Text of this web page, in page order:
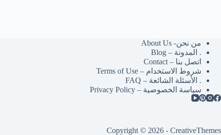
من نحن- About Us
. المدونة – Blog
اتصل بنا – Contact
شروط الاستخدام – Terms of Use
. الأسئلة الشائعة – FAQ
سياسة الخصوصية – Privacy Policy
Copyright © 2026 - CreativeThemes